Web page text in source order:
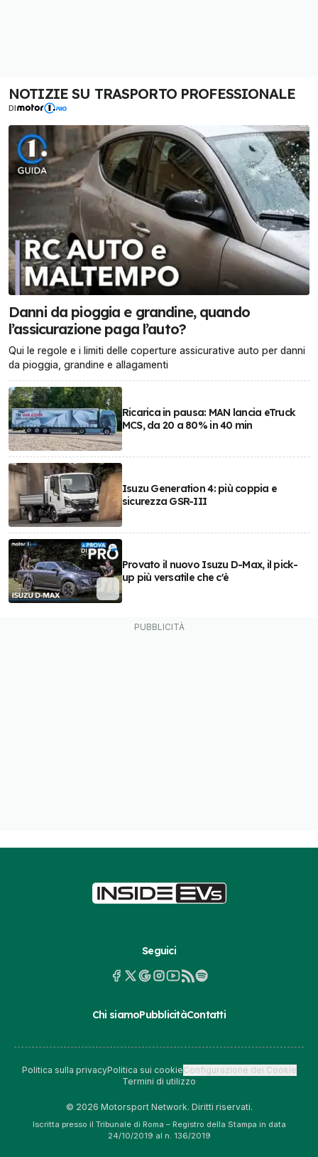
NOTIZIE SU TRASPORTO PROFESSIONALE
DI
Danni da pioggia e grandine, quando
l’assicurazione paga l’auto?
Qui le regole e i limiti delle coperture assicurative auto per danni
da pioggia, grandine e allagamenti
Ricarica in pausa: MAN lancia eTruck
MCS, da 20 a 80% in 40 min
Isuzu Generation 4: più coppia e
sicurezza GSR-III
Provato il nuovo Isuzu D-Max, il pick-
up più versatile che c'è
Seguici
Chi siamoPubblicitàContatti
Politica sulla privacyPolitica sui cookieConfigurazione dei Cookie
Termini di utilizzo
© 2026 Motorsport Network. Diritti riservati.
Iscritta presso il Tribunale di Roma – Registro della Stampa in data
24/10/2019 al n. 136/2019